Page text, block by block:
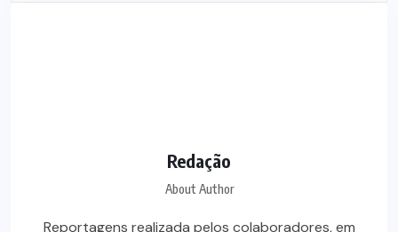
Redação
About Author
Reportagens realizada pelos colaboradores, em